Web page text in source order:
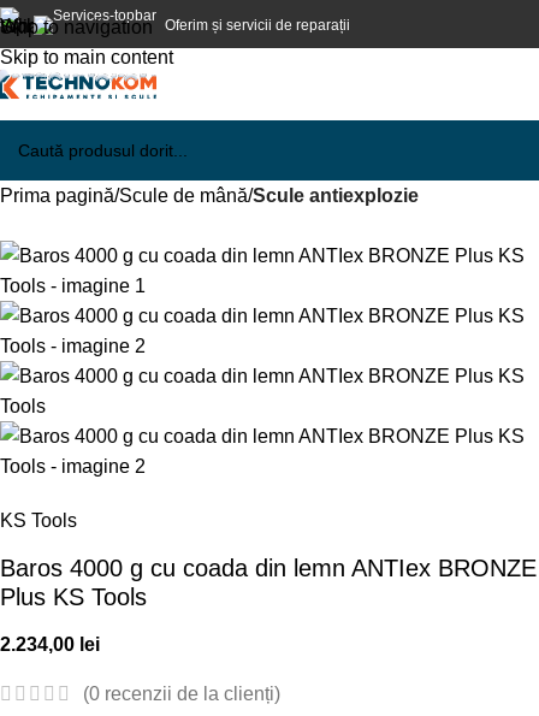
Skip to navigation
Skip to main content
Oferim și servicii de reparații
Prima pagină Scule de mână Scule antiexplozie
KS Tools
Baros 4000 g cu coada din lemn ANTIex BRONZE
Plus KS Tools
2.234,00 lei
(0 recenzii de la clienți)